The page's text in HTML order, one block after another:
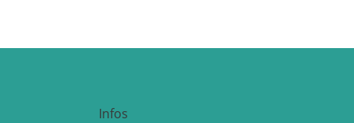
Infos